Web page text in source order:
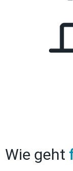
Wie geht